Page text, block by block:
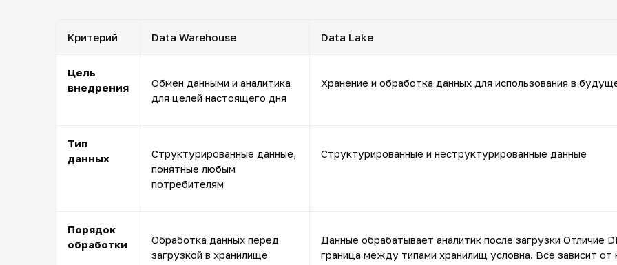
Критерий Data Warehouse Data Lake
Цель
внедрения
Обмен данными и аналитика
для целей настоящего дня
Хранение и обработка данных для использования в
Тип
данных
Структурированные данные,
понятные любым
потребителям
Структурированные и неструктурированные данные
Порядок
обработки
Обработка данных перед
загрузкой в хранилище
Данные обрабатывает аналитик после загрузки Отличие
граница между типами хранилищ условна. Все зависит от